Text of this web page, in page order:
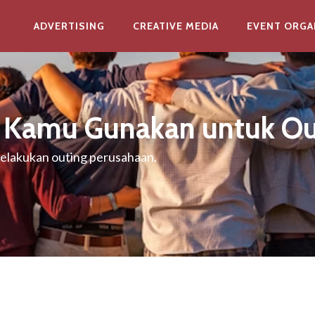
ADVERTISING CREATIVE MEDIA EVENT
Gunakan untuk
outing perusahaan.